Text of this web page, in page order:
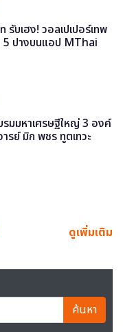
รับเฮง! วอลเปเปอร์เทพ
5 ปางบนแอป MThai
รมมหาเศรษฐีใหญ่ 3 องค์
รย์ มิก พชร ทูตเทวะ
ดูเพิ่มเติม
ค้นหา